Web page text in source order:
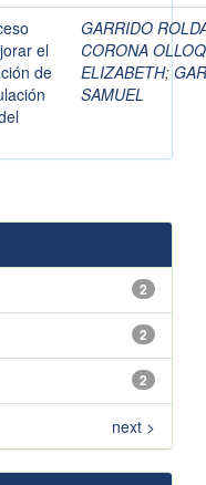
el
de
GARRIDO
CORONA
ELIZABETH;
SAMUEL
2
2
2
next >